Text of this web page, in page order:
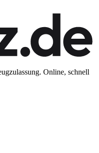
Online, schnell